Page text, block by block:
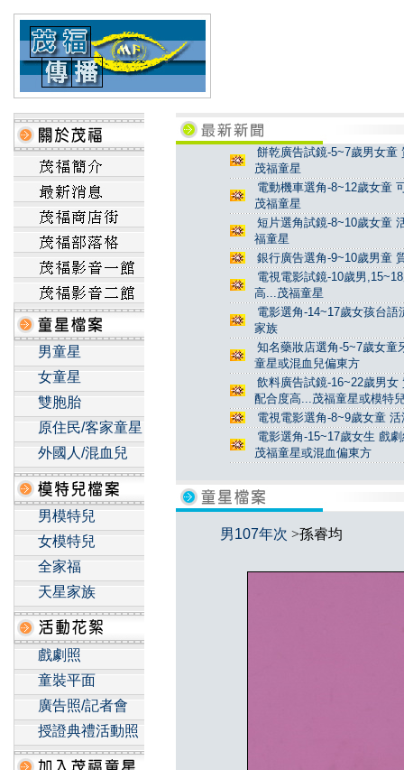
男童星
女童星
雙胞胎
原住民/客家童星
外國人/混血兒
男模特兒
女模特兒
全家福
天星家族
戲劇照
童裝平面
廣告照/記者會
授證典禮活動照
餅乾廣告試鏡-5~7歲男女
茂福童星
電動機車選角-8~12歲女童
茂福童星
短片選角試鏡-8~10歲女童
福童星
銀行廣告選角-9~10歲男童
電視電影試鏡-10歲男
高...茂福童星
電影選角-14~17歲女孩台
家族
知名藥妝店選角-5~7歲女童
童星或混血兒偏東方
飲料廣告試鏡-16~22歲男
配合度高...茂福童星或模特
電視電影選角-8~9歲女童
電影選角-15~17歲女生 戲
茂福童星或混血偏東方
男107年次 >孫睿均